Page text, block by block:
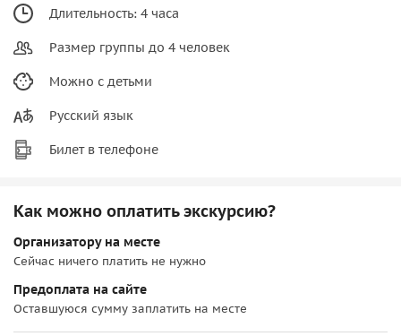
Длительность: 4 часа
Размер группы до 4 человек
Можно с детьми
Русский язык
Билет в телефоне
Как можно оплатить экскурсию?
Организатору на месте
Сейчас ничего платить не нужно
Предоплата на сайте
Оставшуюся сумму заплатить на месте